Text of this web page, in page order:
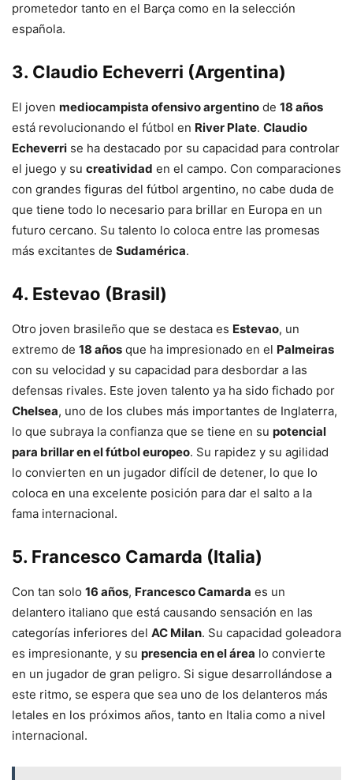
prometedor tanto en el Barça como en la selección
española.
3. Claudio Echeverri (Argentina)
El joven mediocampista ofensivo argentino de 18 años
está revolucionando el fútbol en River Plate. Claudio
Echeverri se ha destacado por su capacidad para controlar
el juego y su creatividad en el campo. Con comparaciones
con grandes figuras del fútbol argentino, no cabe duda de
que tiene todo lo necesario para brillar en Europa en un
futuro cercano. Su talento lo coloca entre las promesas
más excitantes de Sudamérica.
4. Estevao (Brasil)
Otro joven brasileño que se destaca es Estevao, un
extremo de 18 años que ha impresionado en el Palmeiras
con su velocidad y su capacidad para desbordar a las
defensas rivales. Este joven talento ya ha sido fichado por
Chelsea, uno de los clubes más importantes de Inglaterra,
lo que subraya la confianza que se tiene en su potencial
para brillar en el fútbol europeo. Su rapidez y su agilidad
lo convierten en un jugador difícil de detener, lo que lo
coloca en una excelente posición para dar el salto a la
fama internacional.
5. Francesco Camarda (Italia)
Con tan solo 16 años, Francesco Camarda es un
delantero italiano que está causando sensación en las
categorías inferiores del AC Milan. Su capacidad goleadora
es impresionante, y su presencia en el área lo convierte
en un jugador de gran peligro. Si sigue desarrollándose a
este ritmo, se espera que sea uno de los delanteros más
letales en los próximos años, tanto en Italia como a nivel
internacional.